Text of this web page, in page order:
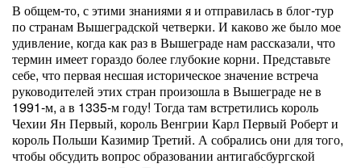
В общем-то, с этими знаниями я и отправилась в блог-тур
по странам Вышеградской четверки. И каково же было мое
удивление, когда как раз в Вышеграде нам рассказали, что
термин имеет гораздо более глубокие корни. Представьте
себе, что первая несшая историческое значение встреча
руководителей этих стран произошла в Вышеграде не в
1991-м, а в 1335-м году! Тогда там встретились король
Чехии Ян Первый, король Венгрии Карл Первый Роберт и
король Польши Казимир Третий. А собрались они для того,
чтобы обсудить вопрос образовании антигабсбургской